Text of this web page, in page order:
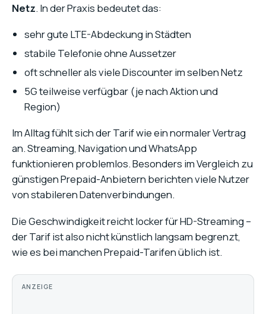
Netz. In der Praxis bedeutet das:
sehr gute LTE-Abdeckung in Städten
stabile Telefonie ohne Aussetzer
oft schneller als viele Discounter im selben Netz
5G teilweise verfügbar (je nach Aktion und
Region)
Im Alltag fühlt sich der Tarif wie ein normaler Vertrag
an. Streaming, Navigation und WhatsApp
funktionieren problemlos. Besonders im Vergleich zu
günstigen Prepaid-Anbietern berichten viele Nutzer
von stabileren Datenverbindungen.
Die Geschwindigkeit reicht locker für HD-Streaming –
der Tarif ist also nicht künstlich langsam begrenzt,
wie es bei manchen Prepaid-Tarifen üblich ist.
ANZEIGE